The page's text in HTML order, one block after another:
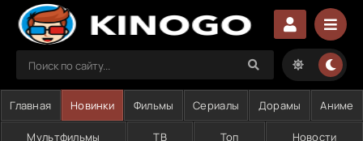
Главная Новинки Фильмы Сериалы Дорамы Аниме
Мультфильмы ТВ Топ Новости